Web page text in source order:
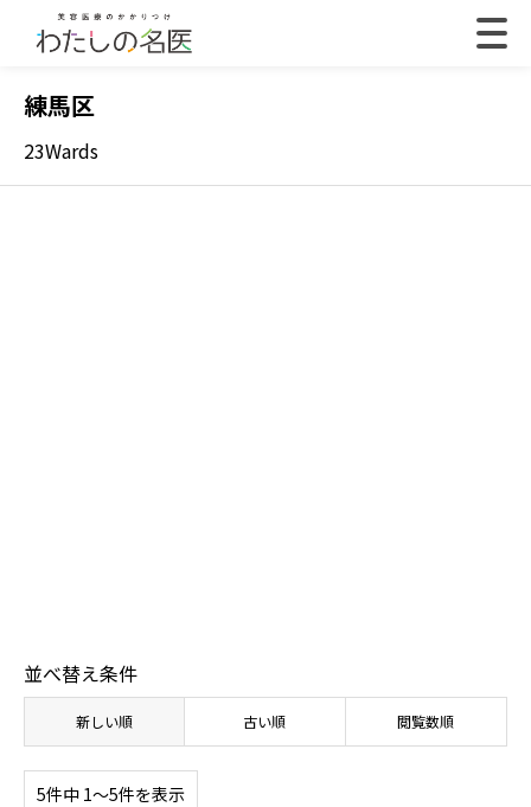
練馬区
23Wards
並べ替え条件
新しい順 古い順 閲覧数順
5件中 1〜5件を表示